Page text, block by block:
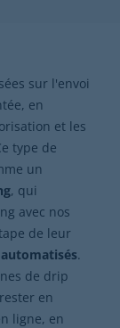
sur l'envoi
en
et les
type de
un
, qui
avec nos
de leur
.
de drip
en
ligne, en